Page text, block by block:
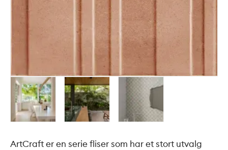
ArtCraft er en serie fliser som har et stort utvalg